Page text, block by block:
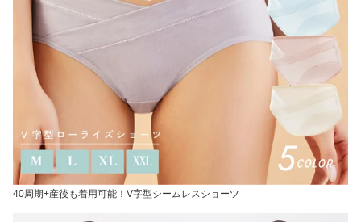
40周期+産後も着用可能！V字型シームレスショーツ